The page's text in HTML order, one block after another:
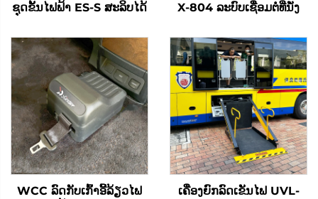
ຊຸດຂັ້ນໄຟຟ້າ ES-S ສະລິບໄດ້ X-804 ລະບົບເຊື່ອມຕໍ່ທີ່ນັ່ງ
WCC ລົດກັບເກົ້າອີ້ລ້ຽວໄຟ
ເຄື່ອງຍົກລົດເຂັນໄຟ UVL-